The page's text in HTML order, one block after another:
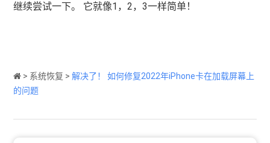
继续尝试一下。 它就像1，2，3一样简单！
> 系统恢复 >解决了！ 如何修复2022年iPhone卡在加载屏幕上
的问题